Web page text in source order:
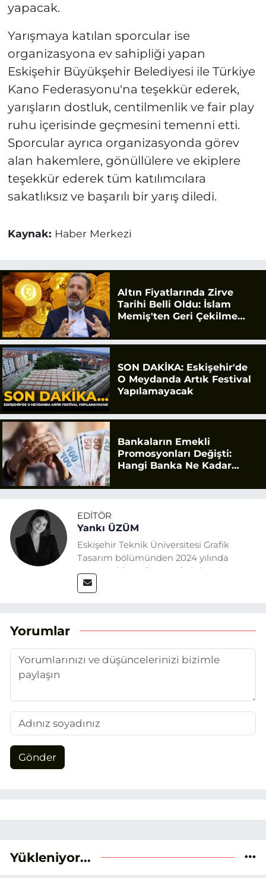
yapacak.
Yarışmaya katılan sporcular ise
organizasyona ev sahipliği yapan
Eskişehir Büyükşehir Belediyesi ile Türkiye
Kano Federasyonu'na teşekkür ederek,
yarışların dostluk, centilmenlik ve fair play
ruhu içerisinde geçmesini temenni etti.
Sporcular ayrıca organizasyonda görev
alan hakemlere, gönüllülere ve ekiplere
teşekkür ederek tüm katılımcılara
sakatlıksız ve başarılı bir yarış diledi.
Kaynak: Haber Merkezi
Altın Fiyatlarında Zirve
Tarihi Belli Oldu: İslam
Memiş'ten Geri Çekilme
SON DAKİKA: Eskişehir'de
O Meydanda Artık Festival
Yapılamayacak
Bankaların Emekli
Promosyonları Değişti:
Hangi Banka Ne Kadar
EDITÖR
Yankı ÜZÜM
Eskişehir Teknik Üniversitesi Grafik
Tasarım bölümünden 2024 yılında
mezun oldum. Basın sektörüne Mayıs
2025’te Eskişehir Haber Ajansı ile adım
aktarmayı hedefliyorum.
Yorumlar
Gönder
Yükleniyor...